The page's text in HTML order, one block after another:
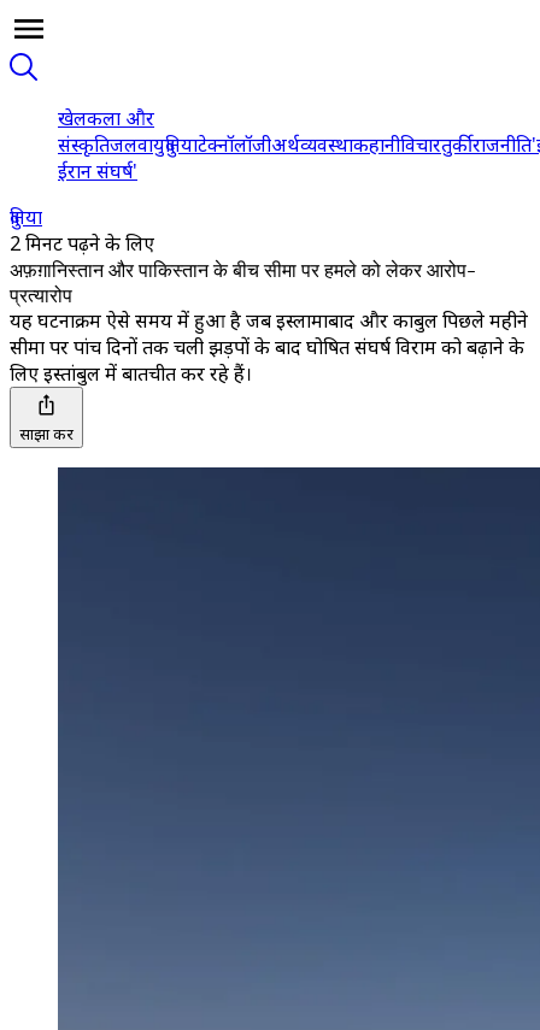
खेलकला और
संस्कृतिजलवायुदुनियाटेक्नॉलॉजीअर्थव्यवस्थाकहानीविचारतुर्कीराजनीति
ईरान संघर्ष'
दुनिया
2 मिनट पढ़ने के लिए
अफ़ग़ानिस्तान और पाकिस्तान के बीच सीमा पर हमले को लेकर आरोप-
प्रत्यारोप
यह घटनाक्रम ऐसे समय में हुआ है जब इस्लामाबाद और काबुल पिछले महीने
सीमा पर पांच दिनों तक चली झड़पों के बाद घोषित संघर्ष विराम को बढ़ाने के
लिए इस्तांबुल में बातचीत कर रहे हैं।
साझा करें